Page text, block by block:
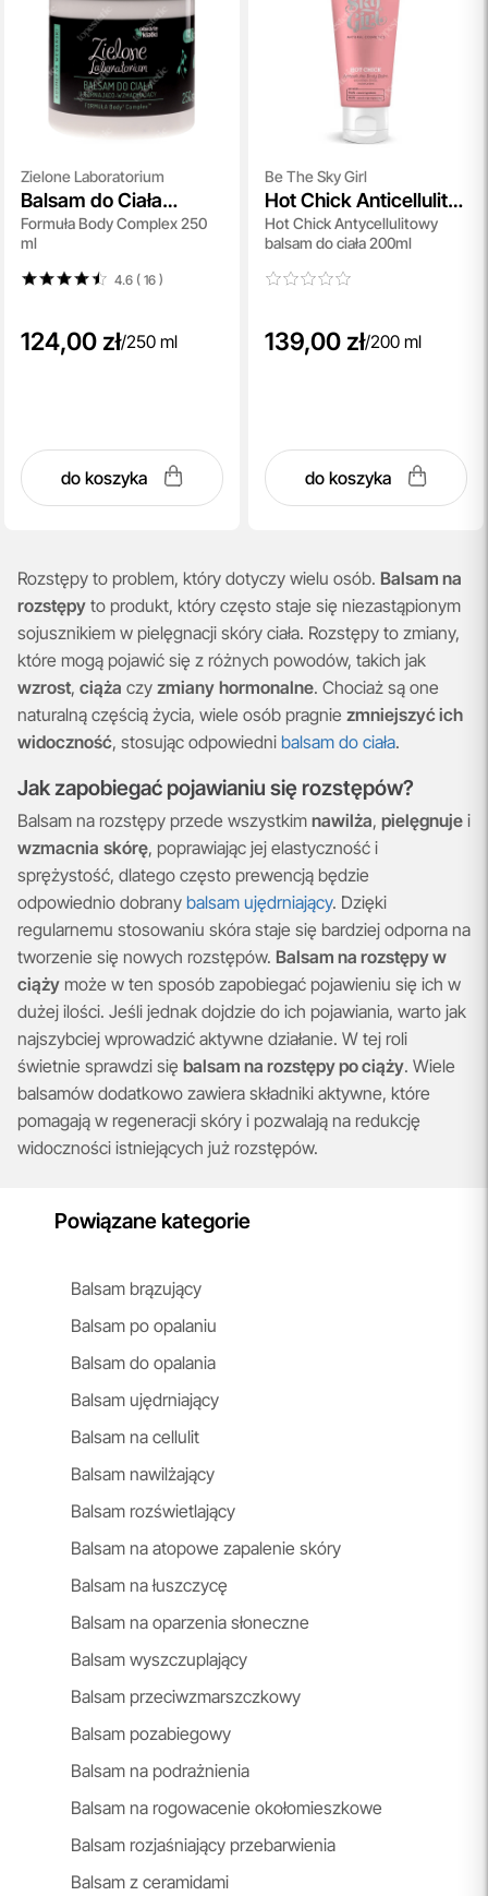
Zielone Laboratorium
Balsam do Ciała
Ujędrniająco-
Wzmacniający
Formuła Body Complex 250
ml
4.6 ( 16)
124,00 zł/250 ml
do koszyka
Be The Sky Girl
Hot Chick Anticellulite
Body Balm
Hot Chick Antycellulitowy
balsam do ciała 200ml
139,00 zł/200 ml
do koszyka
Rozstępy to problem, który dotyczy wielu osób. Balsam na
rozstępy to produkt, który często staje się niezastąpionym
sojusznikiem w pielęgnacji skóry ciała. Rozstępy to zmiany,
które mogą pojawić się z różnych powodów, takich jak
wzrost, ciąża czy zmiany hormonalne. Chociaż są one
naturalną częścią życia, wiele osób pragnie zmniejszyć ich
widoczność, stosując odpowiedni balsam do ciała.
Jak zapobiegać pojawianiu się rozstępów?
Balsam na rozstępy przede wszystkim nawilża, pielęgnuje i
wzmacnia skórę, poprawiając jej elastyczność i
sprężystość, dlatego często prewencją będzie
odpowiednio dobrany balsam ujędrniający. Dzięki
regularnemu stosowaniu skóra staje się bardziej odporna na
tworzenie się nowych rozstępów. Balsam na rozstępy w
ciąży może w ten sposób zapobiegać pojawieniu się ich w
dużej ilości. Jeśli jednak dojdzie do ich pojawiania, warto jak
najszybciej wprowadzić aktywne działanie. W tej roli
świetnie sprawdzi się balsam na rozstępy po ciąży. Wiele
balsamów dodatkowo zawiera składniki aktywne, które
pomagają w regeneracji skóry i pozwalają na redukcję
widoczności istniejących już rozstępów.
Powiązane kategorie
Balsam brązujący
Balsam po opalaniu
Balsam do opalania
Balsam ujędrniający
Balsam na cellulit
Balsam nawilżający
Balsam rozświetlający
Balsam na atopowe zapalenie skóry
Balsam na łuszczycę
Balsam na oparzenia słoneczne
Balsam wyszczuplający
Balsam przeciwzmarszczkowy
Balsam pozabiegowy
Balsam na podrażnienia
Balsam na rogowacenie okołomieszkowe
Balsam rozjaśniający przebarwienia
Balsam z ceramidami